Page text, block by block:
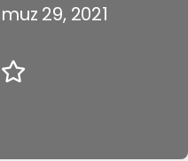
29, 2021